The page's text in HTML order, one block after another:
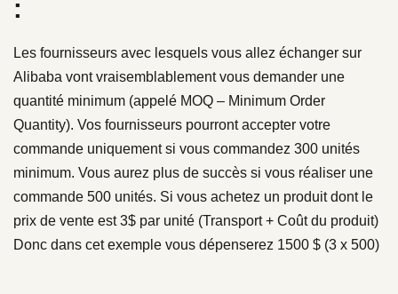
:
Les fournisseurs avec lesquels vous allez échanger sur
Alibaba vont vraisemblablement vous demander une
quantité minimum (appelé MOQ – Minimum Order
Quantity). Vos fournisseurs pourront accepter votre
commande uniquement si vous commandez 300 unités
minimum. Vous aurez plus de succès si vous réaliser une
commande 500 unités. Si vous achetez un produit dont le
prix de vente est 3$ par unité (Transport + Coût du produit)
Donc dans cet exemple vous dépenserez 1500 $ (3 x 500)